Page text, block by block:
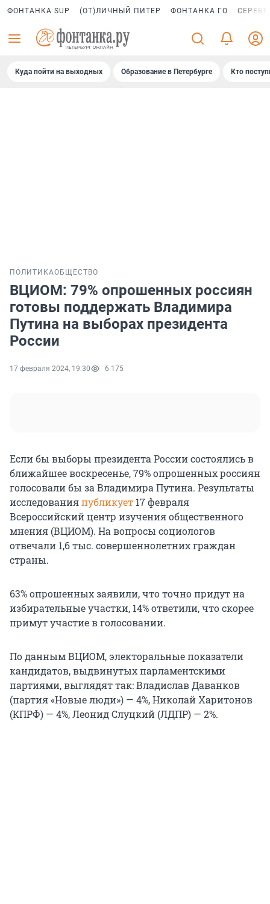
ФОНТАНКА SUP (ОТ)ЛИЧНЫЙ ПИТЕР ФОНТАНКА ГО
Куда пойти на выходных Образование в Петербурге Кто
ПОЛИТИКАОБЩЕСТВО
ВЦИОМ: 79% опрошенных россиян
готовы поддержать Владимира
Путина на выборах президента
России
17 февраля 2024, 19:30 6 175
Если бы выборы президента России состоялись в
ближайшее воскресенье, 79% опрошенных россиян
голосовали бы за Владимира Путина. Результаты
исследованияпубликует 17 февраля
Всероссийский центр изучения общественного
мнения (ВЦИОМ). На вопросы социологов
отвечали 1,6 тыс. совершеннолетних граждан
страны.
63% опрошенных заявили, что точно придут на
избирательные участки, 14% ответили, что скорее
примут участие в голосовании.
По данным ВЦИОМ, электоральные показатели
кандидатов, выдвинутых парламентскими
партиями, выглядят так: Владислав Даванков
(партия «Новые люди») — 4%, Николай Харитонов
(КПРФ) — 4%, Леонид Слуцкий (ЛДПР) — 2%.